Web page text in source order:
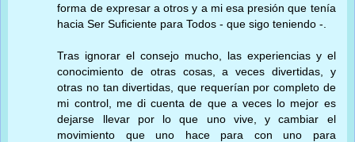
forma de expresar a otros y a mi esa presión que tenía
hacia Ser Suficiente para Todos - que sigo teniendo -.
Tras ignorar el consejo mucho, las experiencias y el
conocimiento de otras cosas, a veces divertidas, y
otras no tan divertidas, que requerían por completo de
mi control, me di cuenta de que a veces lo mejor es
dejarse llevar por lo que uno vive, y cambiar el
movimiento que uno hace para con uno para